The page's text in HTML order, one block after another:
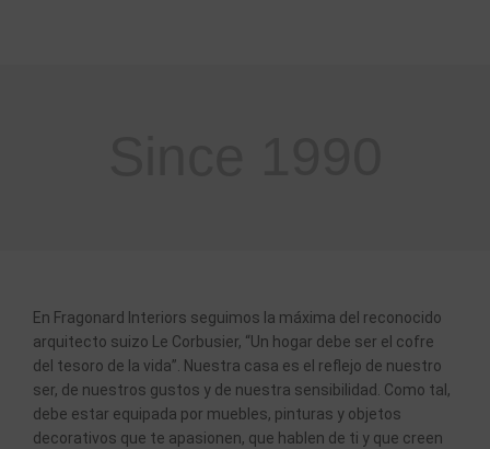
En Fragonard Interiors seguimos la máxima del reconocido
arquitecto suizo Le Corbusier, “Un hogar debe ser el cofre
del tesoro de la vida”. Nuestra casa es el reflejo de nuestro
ser, de nuestros gustos y de nuestra sensibilidad. Como tal,
debe estar equipada por muebles, pinturas y objetos
decorativos que te apasionen, que hablen de ti y que creen